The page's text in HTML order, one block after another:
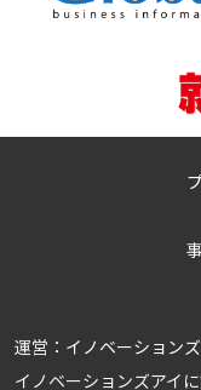
運営： イノベーション
イノベーションズアイ